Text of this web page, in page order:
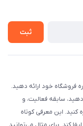
ثبت
فروشگاه خود ارائه دهید.
سابقه فعالیت، و
کنید. این معرفی کوتاه